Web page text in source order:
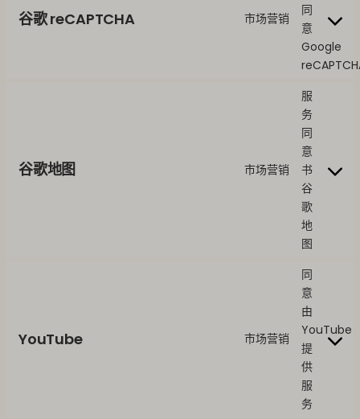
谷歌 reCAPTCHA 市场营销
同
意
Google
谷歌地图 市场营销
服
务
同
意
书
谷
歌
地
图
YouTube 市场营销
同
意
由
YouTube
提
供
服
务